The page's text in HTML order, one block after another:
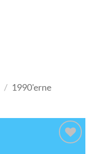
/ 1990'erne